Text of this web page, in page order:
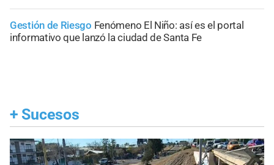
Gestión de Riesgo Fenómeno El Niño: así es el portal
informativo que lanzó la ciudad de Santa Fe
+ Sucesos